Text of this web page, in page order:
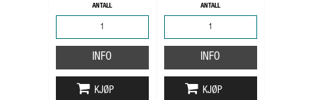
ANTALL
INFO
KJØP
ANTALL
INFO
KJØP